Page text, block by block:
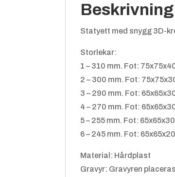
Beskrivning
Statyett med snygg 3D-
Storlekar:
1 – 310 mm. Fot:
2 – 300 mm. Fot:
3 – 290 mm. Fot:
4 – 270 mm. Fot:
5 – 255 mm. Fot:
6 – 245 mm. Fot:
Material: Hårdplast
Gravyr: Gravyren